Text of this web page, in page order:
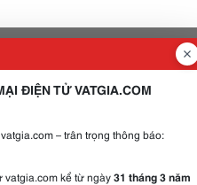
ĐIỆN TỬ VATGIA.COM
– trân trọng thông báo:
kể từ ngày31 tháng 3 năm